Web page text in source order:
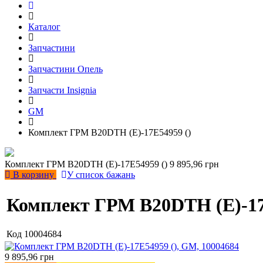
Каталог
Запчастини
Запчастини Опель
Запчасти Insignia
GM
Комплект ГРМ B20DTH (E)-17E54959 ()
Комплект ГРМ B20DTH (E)-17E54959 () 9 895,96 грн
В корзину
У список бажань
Комплект ГРМ B20DTH (E)-
Код 10004684
9 895,96 грн